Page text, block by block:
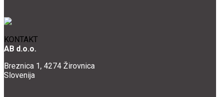
KONTAKT
AB d.o.o.
Breznica 1, 4274 Žirovnica
Slovenija